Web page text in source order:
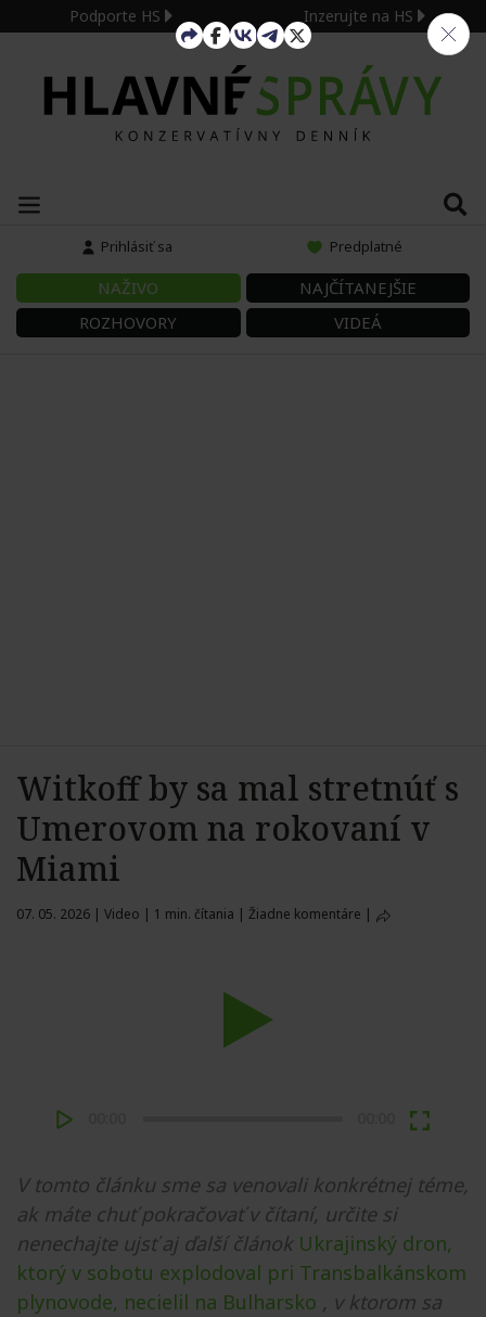
Podporte HS Inzerujte na HS
Prihlásiť sa Predplatné
NAŽIVO
NAJČÍTANEJŠIE
ROZHOVORY
VIDEÁ
Witkoff by sa mal stretnúť s
Umerovom na rokovaní v
Miami
07. 05. 2026 | Video | 1 min. čítania | Žiadne komentáre |
V tomto článku sme sa venovali konkrétnej téme,
ak máte chuť pokračovať v čítaní, určite si
nenechajte ujsť aj ďalší článok Ukrajinský dron,
ktorý v sobotu explodoval pri Transbalkánskom
plynovode, necielil na Bulharsko , v ktorom sa